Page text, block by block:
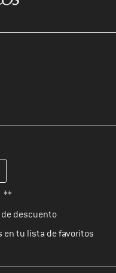
electrónico y crea tu
**
descuento
en tu lista de favoritos